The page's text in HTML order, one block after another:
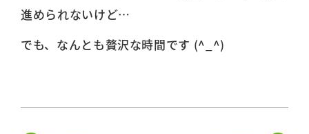
進められないけど…
でも、なんとも贅沢な時間です (^_^)